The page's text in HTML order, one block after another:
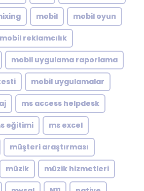
mobil mobil oyun
mobil reklamcılık
mobil uygulama raporlama
mobil uygulamalar
ms access helpdesk
eğitimi ms excel
müşteri araştırması
müzik müzik hizmetleri